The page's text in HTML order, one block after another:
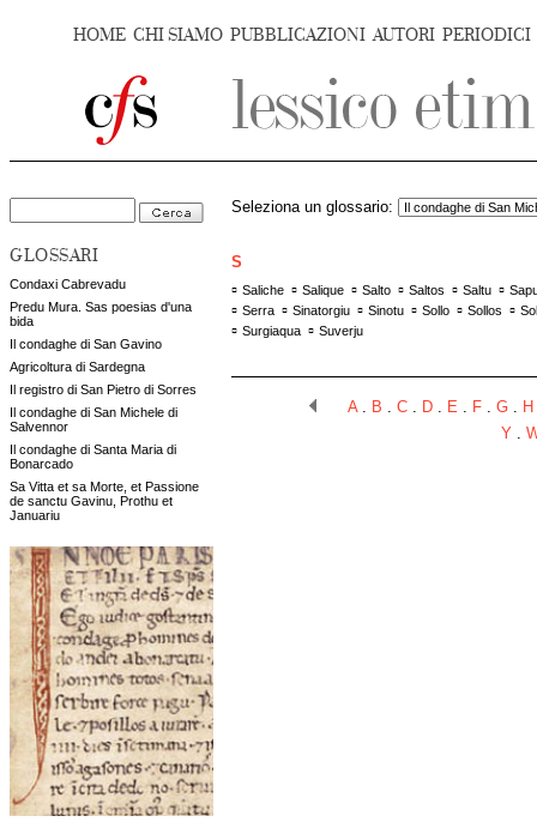
HOME CHI SIAMO PUBBLICAZIONI AUTORI PERIODICI
GLOSSARI
Condaxi Cabrevadu
Predu Mura. Sas poesias d'una
bida
Il condaghe di San Gavino
Agricoltura di Sardegna
Il registro di San Pietro di Sorres
Il condaghe di San Michele di
Salvennor
Il condaghe di Santa Maria di
Bonarcado
Sa Vitta et sa Morte, et Passione
de sanctu Gavinu, Prothu et
Januariu
Seleziona un glossario:
S
▫ Saliche ▫ Salique ▫ Salto ▫ Saltos ▫ Saltu ▫
▫ Serra ▫ Sinatorgiu ▫ Sinotu ▫ Sollo ▫ Sollos ▫
▫ Surgiaqua ▫ Suverju
A. B . C. D. E . F. G. H
Y .